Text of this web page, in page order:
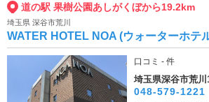
道の駅 果樹公園あしがくぼから19.2km
埼玉県 深谷市荒川
WATER HOTEL NOA (ウォーターホテ
口コミ - 件
埼玉県深谷市荒川
048-579-1221